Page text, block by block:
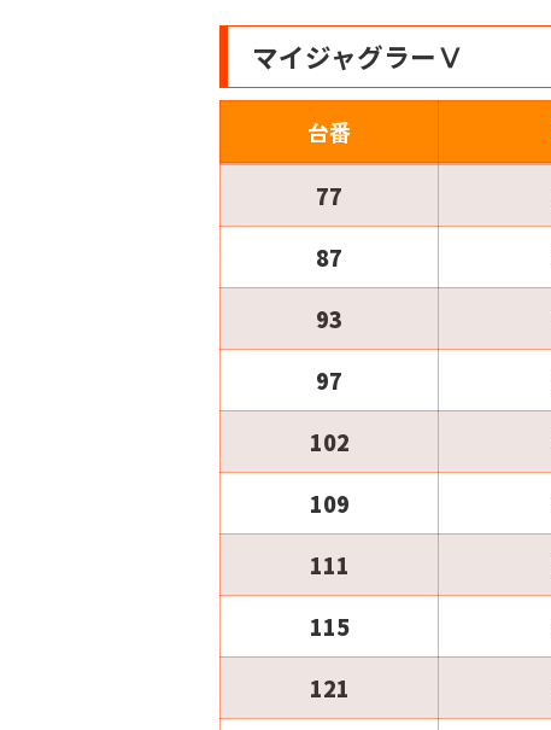
マイジャグラーⅤ
台番
77
87
93
97
102
109
111
115
121